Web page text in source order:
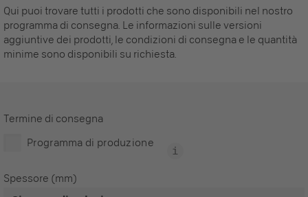
Qui puoi trovare tutti i prodotti che sono disponibili nel nostro
programma di consegna. Le informazioni sulle versioni
aggiuntive dei prodotti, le condizioni di consegna e le quantità
minime sono disponibili su richiesta.
Termine di consegna
Programma di produzione
Spessore (mm)